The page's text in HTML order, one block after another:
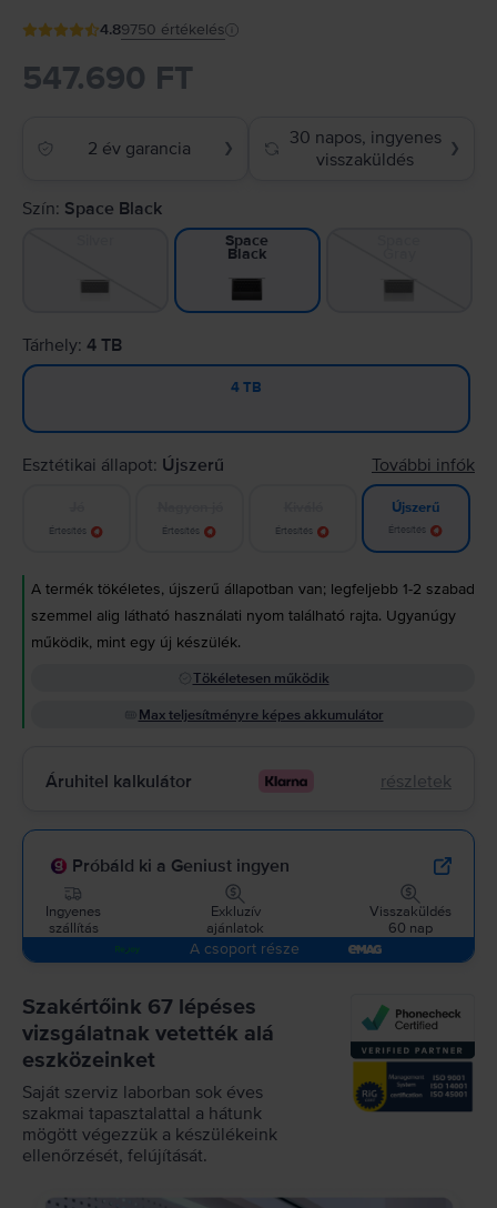
4.89750 értékelés
547.690 FT
2 év garancia ❯
30 napos, ingyenes
visszaküldés
❯
Szín: Space Black
Space
Black
Tárhely: 4 TB
4 TB
Esztétikai állapot: Újszerű További infók
Értesítés Értesítés Értesítés
Újszerű
Értesítés
A termék tökéletes, újszerű állapotban van; legfeljebb 1-2 szabad
szemmel alig látható használati nyom található rajta. Ugyanúgy
működik, mint egy új készülék.
Tökéletesen működik
Max teljesítményre képes akkumulátor
Áruhitel kalkulátor részletek
Próbáld ki a Geniust ingyen
Ingyenes
szállítás
Exkluzív
ajánlatok
Visszaküldés
60 nap
A csoport része
Szakértőink 67 lépéses
vizsgálatnak vetették alá
eszközeinket
Saját szerviz laborban sok éves
szakmai tapasztalattal a hátunk
mögött végezzük a készülékeink
ellenőrzését, felújítását.